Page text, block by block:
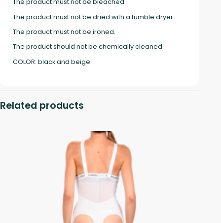
The product must not be bleached.
The product must not be dried with a tumble dryer.
The product must not be ironed.
The product should not be chemically cleaned.
COLOR: black and beige
Related products